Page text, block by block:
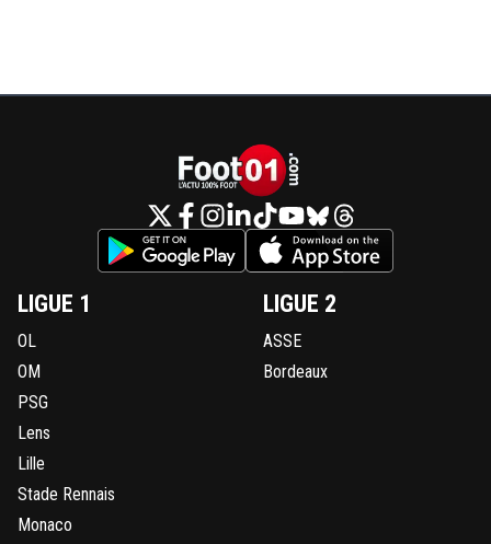
LIGUE 1
OL
OM
PSG
Lens
Lille
Stade Rennais
Monaco
LIGUE 2
ASSE
Bordeaux